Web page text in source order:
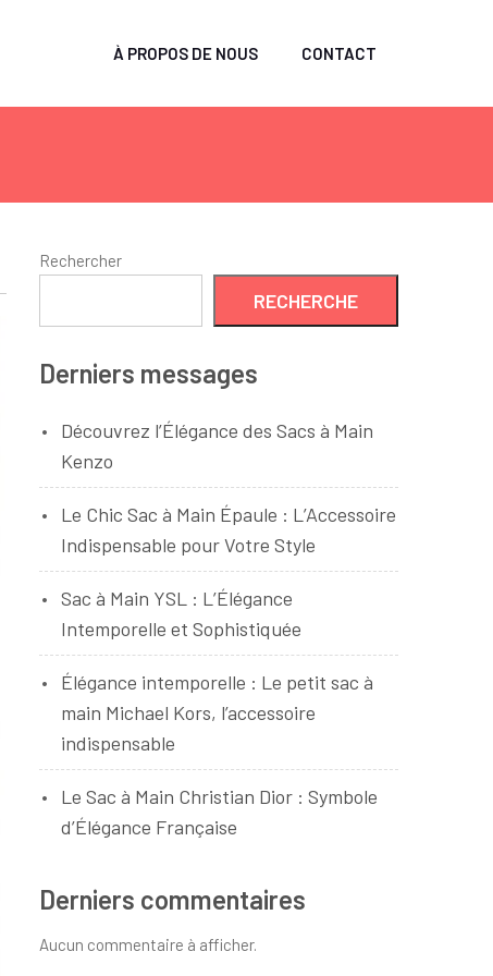
À PROPOS DE NOUS CONTACT
Rechercher
RECHERCHE
Derniers messages
Découvrez l’Élégance des Sacs à Main
Kenzo
Le Chic Sac à Main Épaule : L’Accessoire
Indispensable pour Votre Style
Sac à Main YSL : L’Élégance
Intemporelle et Sophistiquée
Élégance intemporelle : Le petit sac à
main Michael Kors, l’accessoire
indispensable
Le Sac à Main Christian Dior : Symbole
d’Élégance Française
Derniers commentaires
Aucun commentaire à afficher.